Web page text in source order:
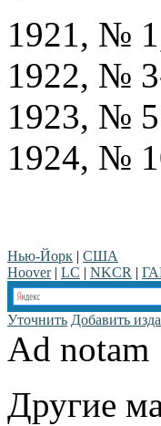
1921, №
1922, №
1923, №
1924, №
Нью-Йорк | США
Hoover| LC | NKCR |
Уточнить Добавить
Ad notam
Другие